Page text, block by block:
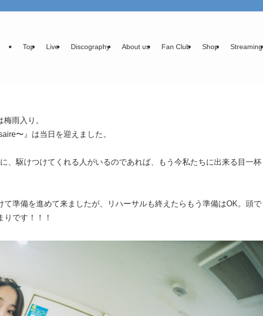
Top Live Discography About us Fan Club Shop Streaming
雨入り。
〜』は当日を迎えました。
、駆けつけてくれる人がいるのであれば、もう今私たちに出来る目一杯
準備を進めて来ましたが、リハーサルも終えたらもう準備はOK。頭で
です！！！